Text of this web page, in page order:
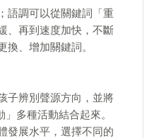
語調可以從關鍵詞「重
、再到速度加快，不斷
、增加關鍵詞。
子辨別聲源方向，並將
多種活動結合起來。
發展水平，選擇不同的